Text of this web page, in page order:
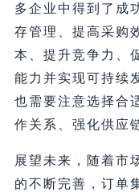
多企业中得到了成
存管理、提高采购
本、提升竞争力、
能力并实现可持续
也需要注意选择合
作关系、强化供应
展望未来，随着市
的不断完善，订单